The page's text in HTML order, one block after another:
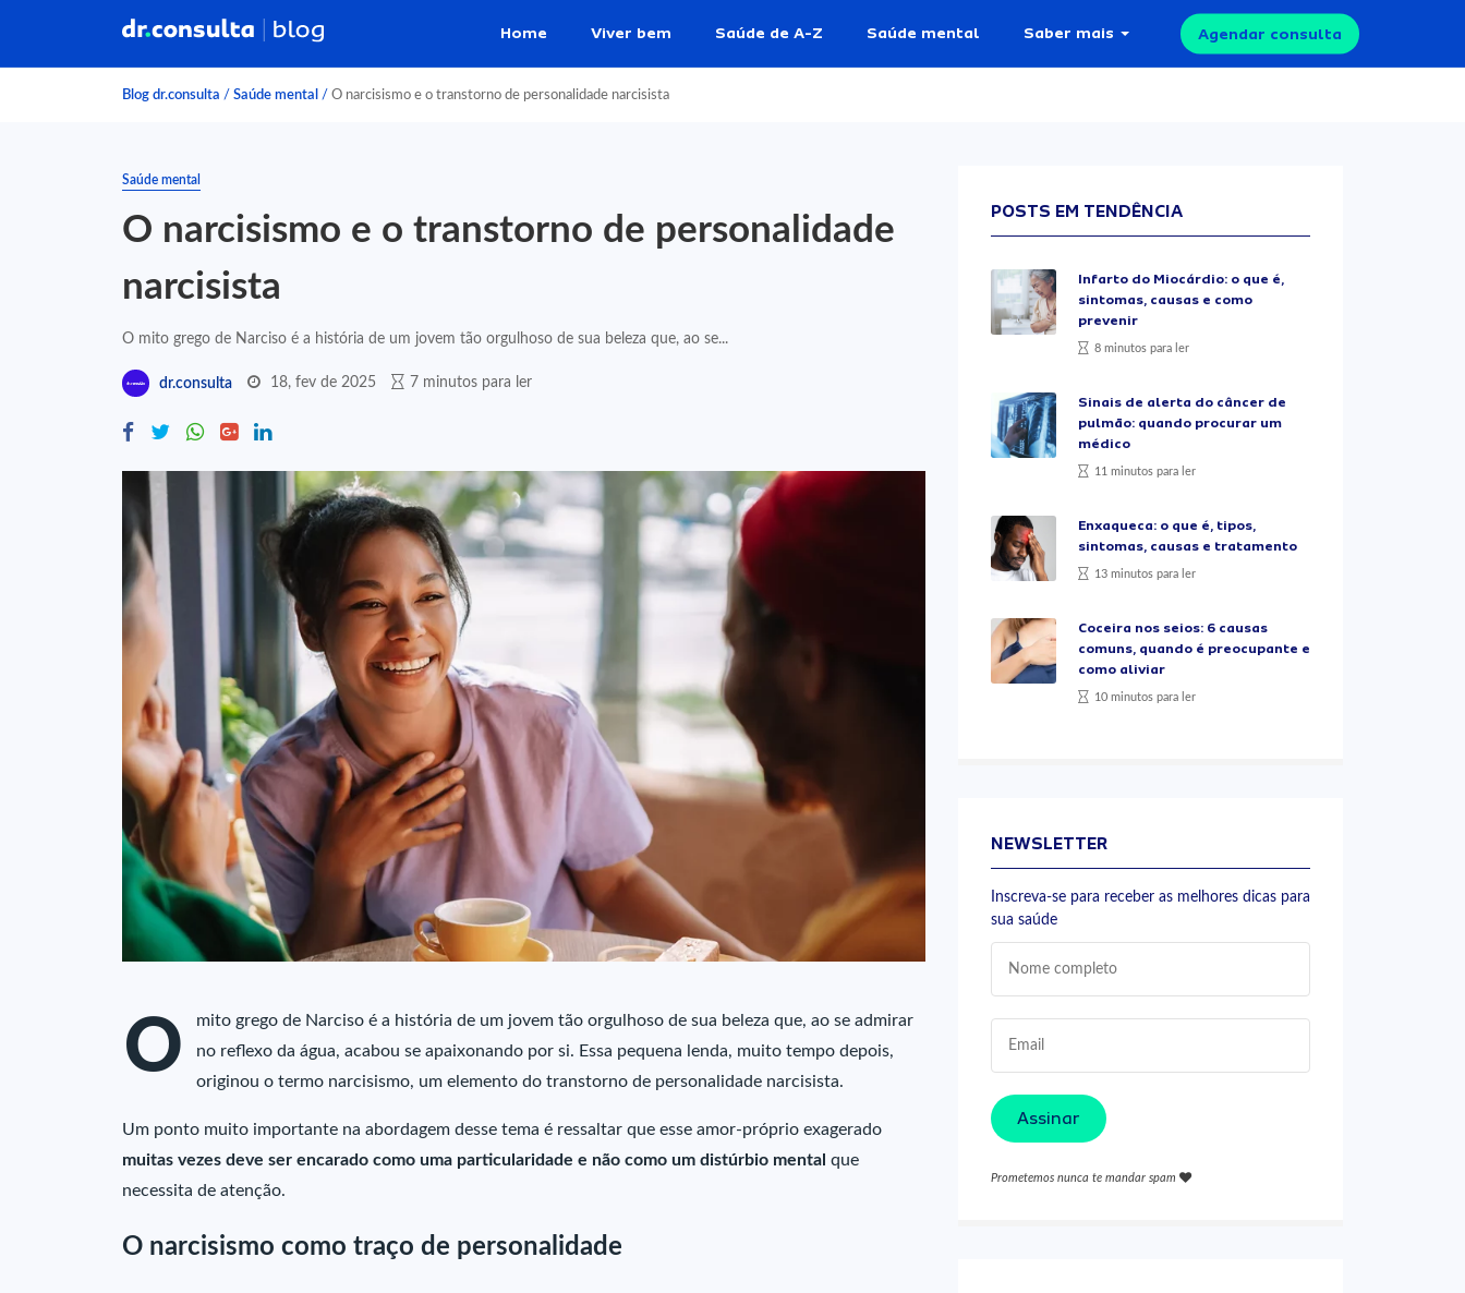
Home Viver bem Saúde de A-Z Saúde mental Saber mais Agendar consulta
Blog dr.consulta / Saúde mental / O narcisismo e o transtorno de personalidade narcisista
Saúde mental
O narcisismo e o transtorno de personalidade
narcisista
O mito grego de Narciso é a história de um jovem tão orgulhoso de sua beleza que, ao se...
dr.consulta 18, fev de 2025 7 minutos para ler
O
mito grego de Narciso é a história de um jovem tão orgulhoso de sua beleza que, ao se admirar
no reflexo da água, acabou se apaixonando por si. Essa pequena lenda, muito tempo depois,
originou o termo narcisismo, um elemento do transtorno de personalidade narcisista.
Um ponto muito importante na abordagem desse tema é ressaltar que esse amor-próprio exagerado
muitas vezes deve ser encarado como uma particularidade e não como um distúrbio mental que
necessita de atenção.
O narcisismo como traço de personalidade
POSTS EM TENDÊNCIA
Infarto do Miocárdio: o que é,
sintomas, causas e como
prevenir
8 minutos para ler
Sinais de alerta do câncer de
pulmão: quando procurar um
médico
11 minutos para ler
Enxaqueca: o que é, tipos,
sintomas, causas e tratamento
13 minutos para ler
Coceira nos seios: 6 causas
comuns, quando é preocupante e
como aliviar
10 minutos para ler
NEWSLETTER
Inscreva-se para receber as melhores dicas para
sua saúde
Assinar
Prometemos nunca te mandar spam